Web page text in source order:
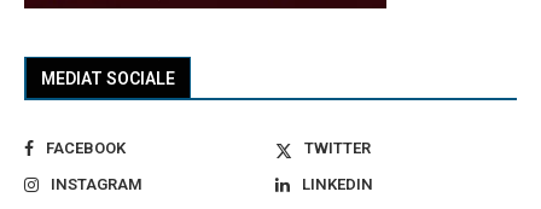
MEDIAT SOCIALE
FACEBOOK
TWITTER
INSTAGRAM
LINKEDIN